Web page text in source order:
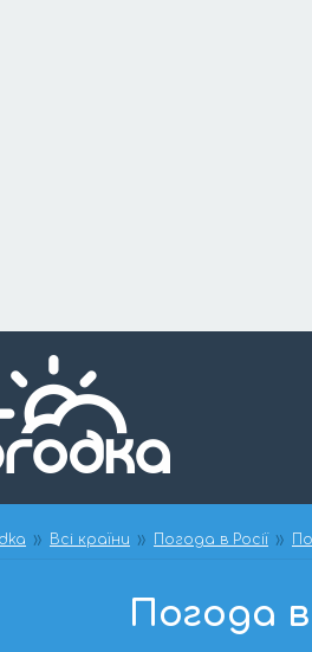
Всі країни Погода в Росії
Погода